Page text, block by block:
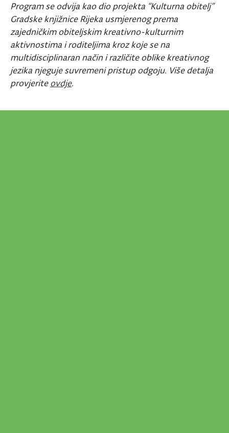
Program se odvija kao dio projekta “Kulturna obitelj”
Gradske knjižnice Rijeka usmjerenog prema
zajedničkim obiteljskim kreativno-kulturnim
aktivnostima i roditeljima kroz koje se na
multidisciplinaran način i različite oblike kreativnog
jezika njeguje suvremeni pristup odgoju. Više detalja
provjeriteovdje.